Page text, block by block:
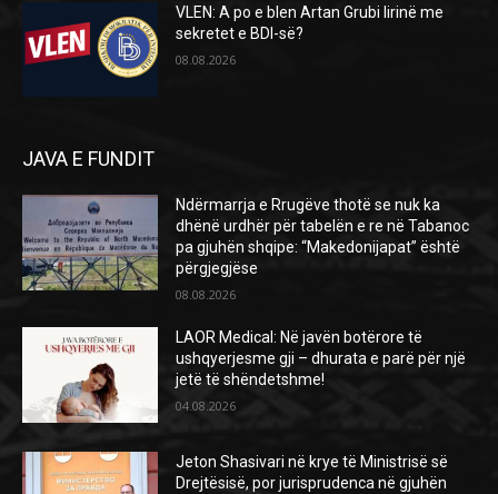
VLEN: A po e blen Artan Grubi lirinë me
sekretet e BDI-së?
08.08.2026
JAVA E FUNDIT
Ndërmarrja e Rrugëve thotë se nuk ka
dhënë urdhër për tabelën e re në Tabanoc
pa gjuhën shqipe: “Makedonijapat” është
përgjegjëse
08.08.2026
LAOR Medical: Në javën botërore të
ushqyerjesme gji – dhurata e parë për një
jetë të shëndetshme!
04.08.2026
Jeton Shasivari në krye të Ministrisë së
Drejtësisë, por jurisprudenca në gjuhën